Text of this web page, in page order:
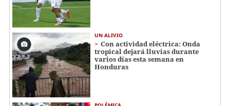
UN ALIVIO
Con actividad eléctrica: Onda
tropical dejará lluvias durante
varios días esta semana en
Honduras